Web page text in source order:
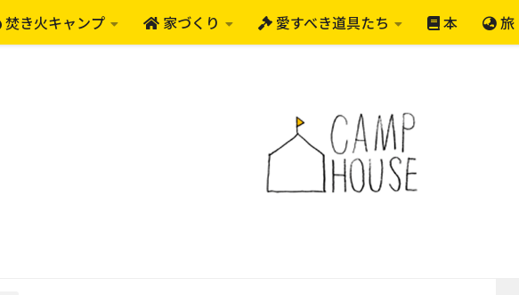
焚き火キャンプ 家づくり 愛すべき道具たち 本 旅